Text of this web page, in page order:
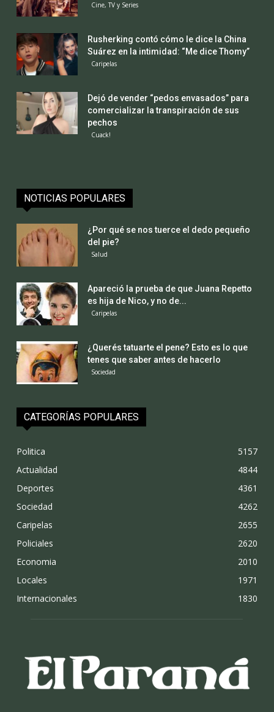
Cine, TV y Series
Rusherking contó cómo le dice la China
Suárez en la intimidad: “Me dice Thomy”
Caripelas
Dejó de vender “pedos envasados” para
comercializar la transpiración de sus
pechos
Cuack!
NOTICIAS POPULARES
¿Por qué se nos tuerce el dedo pequeño
del pie?
Salud
Apareció la prueba de que Juana Repetto
es hija de Nico, y no de...
Caripelas
¿Querés tatuarte el pene? Esto es lo que
tenes que saber antes de hacerlo
Sociedad
CATEGORÍAS POPULARES
Politica
5157
Actualidad
4844
Deportes
4361
Sociedad
4262
Caripelas
2655
Policiales
2620
Economia
2010
Locales
1971
Internacionales
1830